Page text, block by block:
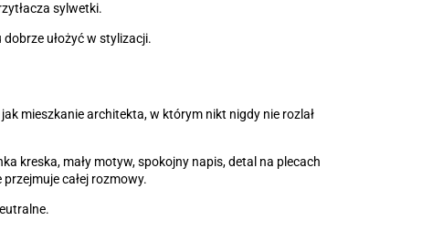
sylwetki.
ułożyć w stylizacji.
mieszkanie architekta, w którym nikt nigdy nie rozlał
kreska, mały motyw, spokojny napis, detal na plecach
całej rozmowy.